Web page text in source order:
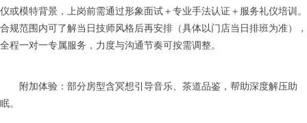
仪或模特背景，上岗前需通过形象面试＋专业手法认证＋服务礼仪培训。
合规范围内可了解当日技师风格后再安排（具体以门店当日排班为准），
全程一对一专属服务，力度与沟通节奏可按需调整。
附加体验：部分房型含冥想引导音乐、茶道品鉴，帮助深度解压助
眠。